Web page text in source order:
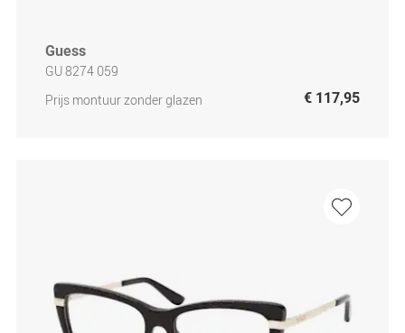
Guess
GU 8274 059
Prijs montuur zonder glazen
€ 117,95